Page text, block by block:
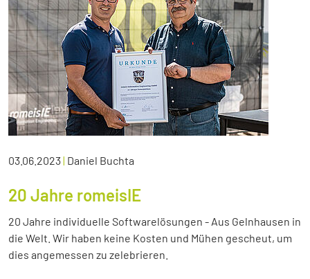
03.06.2023| Daniel Buchta
20 Jahre romeisIE
20 Jahre individuelle Softwarelösungen - Aus Gelnhausen in
die Welt. Wir haben keine Kosten und Mühen gescheut, um
dies angemessen zu zelebrieren.